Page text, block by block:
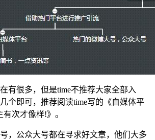
有很多，但是time不推荐大家全部入
个即可，推荐阅读time写的《自媒体平
次才像样!》。
，公众大号都在寻求好文章，他们大多